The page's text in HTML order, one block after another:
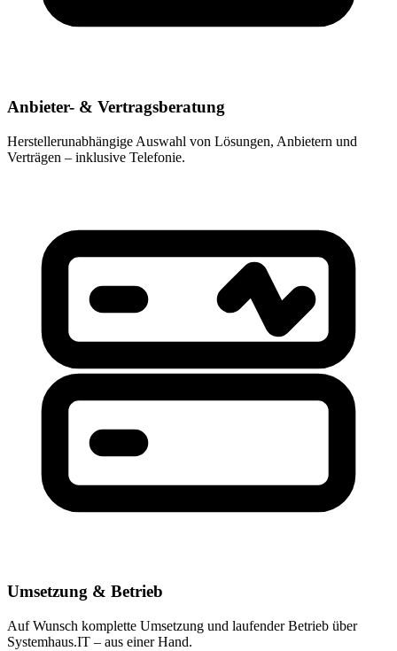
Anbieter- & Vertragsberatung
Herstellerunabhängige Auswahl von Lösungen, Anbietern und
Verträgen – inklusive Telefonie.
Umsetzung & Betrieb
Auf Wunsch komplette Umsetzung und laufender Betrieb über
Systemhaus.IT – aus einer Hand.